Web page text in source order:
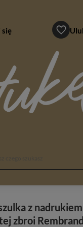
się
z
zbroi